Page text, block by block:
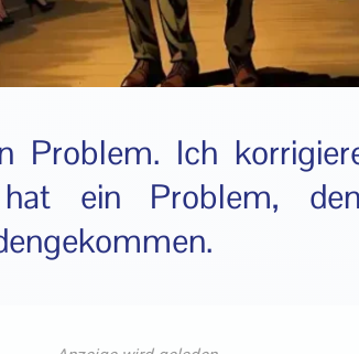
Problem. Ich
hat ein Problem,